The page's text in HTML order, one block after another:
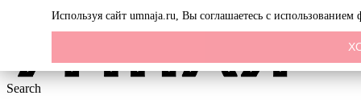
Search
Используя сайт umnaja.ru, Вы соглашаетесь с использованием